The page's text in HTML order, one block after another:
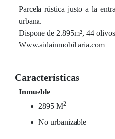
Parcela rústica justo a la
urbana.
Dispone de 2.895m², 44
Www.aidainmobiliaria.com
Características
Inmueble
2895 M2
No urbanizable